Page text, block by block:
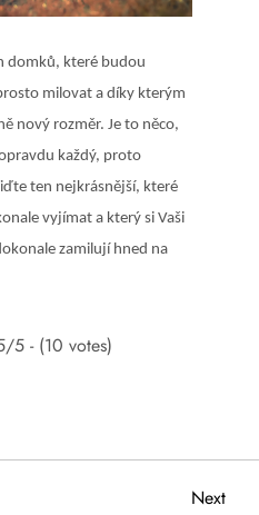
domků, které budou
milovat a díky kterým
nový rozměr. Je to něco,
každý, proto
ten nejkrásnější, které
vyjímat a který si Vaši
zamilují hned na
5 - (10 votes)
Next
Next